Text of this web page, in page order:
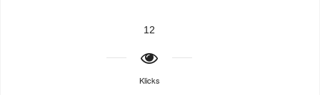
12
Klicks